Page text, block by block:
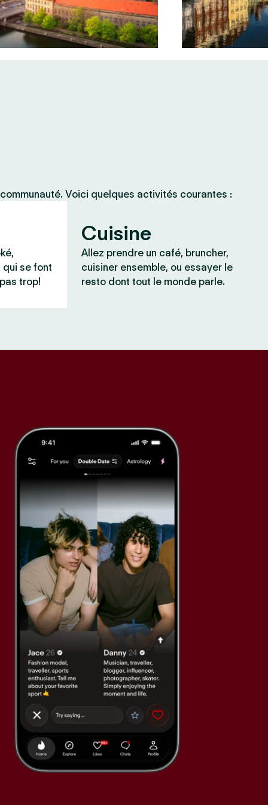
Voici quelques activités courantes :
se font
trop!
Cuisine
Allez prendre un café, bruncher,
cuisiner ensemble, ou essayer le
resto dont tout le monde parle.